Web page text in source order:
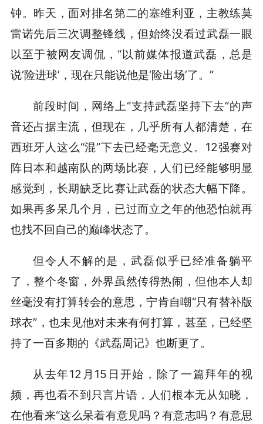
钟。昨天，面对排名第二的塞维利亚，主教练莫
雷诺先后三次调整锋线，但始终没看过武磊一眼
以至于被网友调侃，“以前媒体报道武磊，总是
说‘险进球’，现在只能说他是‘险出场’了。”
前段时间，网络上“支持武磊坚持下去”的声
音还占据主流，但现在，几乎所有人都清楚，在
西班牙人这么“混”下去已经毫无意义。12强赛对
阵日本和越南队的两场比赛，人们已经能够明显
感觉到，长期缺乏比赛让武磊的状态大幅下降。
如果再多呆几个月，已过而立之年的他恐怕就再
也找不回自己的巅峰状态了。
但令人不解的是，武磊似乎已经准备躺平
了，整个冬窗，外界虽然传得热闹，但他本人却
丝毫没有打算转会的意思，宁肯自嘲“只有替补版
球衣”，也未见他对未来有何打算，甚至，已经坚
持了一百多期的《武磊周记》也断更了。
从去年12月15日开始，除了一篇拜年的视
频，再也看不到只言片语，人们根本无从知晓，
在他看来“这么呆着有意见吗？有意志吗？有意思